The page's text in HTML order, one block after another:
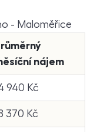
- Maloměřice
nájem
940 Kč
370 Kč